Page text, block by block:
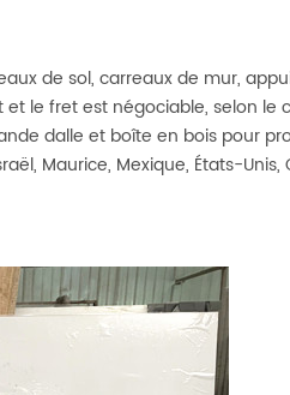
de sol, carreaux de mur,
le fret est négociable, selon le
dalle et boîte en bois pour
Maurice, Mexique, États-Unis,